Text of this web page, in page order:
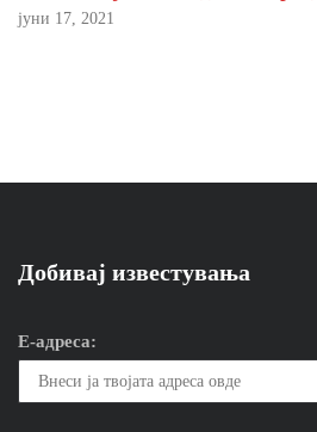
јуни 17, 2021
Добивај известувања
Е-адреса: